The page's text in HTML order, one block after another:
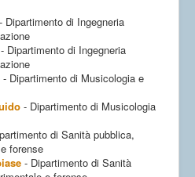
- Dipartimento di Ingegneria
- Dipartimento di Ingegneria
- Dipartimento di Musicologia e
- Dipartimento di Musicologia
di Sanità pubblica,
forense
- Dipartimento di Sanità